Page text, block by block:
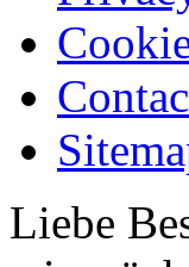
Liebe